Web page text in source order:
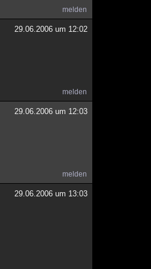
melden
29.06.2006 um 12:02
melden
29.06.2006 um 12:03
melden
29.06.2006 um 13:03